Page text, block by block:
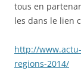
tous en
les dans le lien
http://
regions-2014/